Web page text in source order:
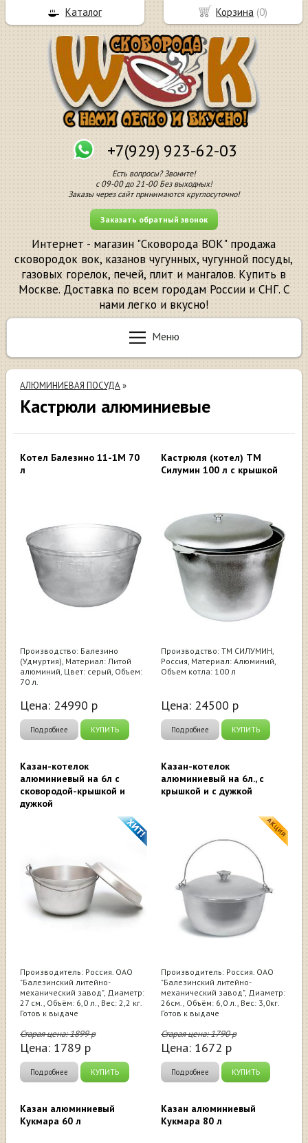
+7(929) 923-62-03
Есть вопросы? Звоните!
с 09-00 до 21-00 Без выходных!
Заказы через сайт принимаются круглосуточно!
Заказать обратный звонок
Интернет - магазин "Сковорода ВОК" продажа
сковородок вок, казанов чугунных, чугунной посуды,
газовых горелок, печей, плит и мангалов. Купить в
Москве. Доставка по всем городам России и СНГ. С
нами легко и вкусно!
Меню
АЛЮМИНИЕВАЯ ПОСУДА»
Кастрюли алюминиевые
Котел Балезино 11-1М 70
л
Производство: Балезино
(Удмуртия), Материал: Литой
алюминий, Цвет: серый, Объем:
70 л.
Цена: 24990 р
Подробнее КУПИТЬ
Кастрюля (котел) ТМ
Силумин 100 л с крышкой
Производство: ТМ СИЛУМИН,
Россия, Материал: Алюминий,
Объем котла: 100 л
Цена: 24500 р
Подробнее КУПИТЬ
Казан-котелок
алюминиевый на 6л с
сковородой-крышкой и
дужкой
Производитель: Россия. ОАО
"Балезинский литейно-
механический завод", Диаметр:
27 см., Объём: 6,0 л., Вес: 2,2 кг.
Готов к выдаче
Старая цена:1899р
Цена: 1789 р
Подробнее КУПИТЬ
Казан-котелок
алюминиевый на 6л., с
крышкой и с дужкой
Производитель: Россия. ОАО
"Балезинский литейно-
механический завод", Диаметр:
26см., Объём: 6,0 л., Вес: 3,0кг.
Готов к выдаче
Старая цена:1790р
Цена: 1672 р
Подробнее КУПИТЬ
Казан алюминиевый
Кукмара 60 л
Казан алюминиевый
Кукмара 80 л
Корзина (0)
Каталог